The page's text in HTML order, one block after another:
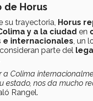
de Horus
su trayectoria, Horus
y a la ciudad en
e internacionales , un
parte del
a Colima
estado, nos da mucho
Rangel.